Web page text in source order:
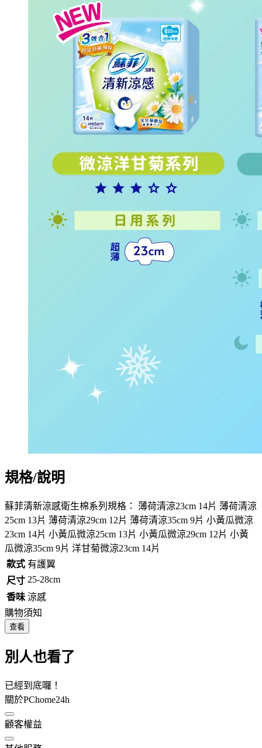
規格/說明
蘇菲清新涼感衛生棉系列規格： 薄荷清涼23cm 14片 薄荷清涼
25cm 13片 薄荷清涼29cm 12片 薄荷清涼35cm 9片 小黃瓜微涼
23cm 14片 小黃瓜微涼25cm 13片 小黃瓜微涼29cm 12片 小黃
瓜微涼35cm 9片 洋甘菊微涼23cm 14片
款式 有護翼
尺寸 25-28cm
香味 涼感
購物須知
查看
別人也看了
已經到底囉！
關於PChome24h
顧客權益